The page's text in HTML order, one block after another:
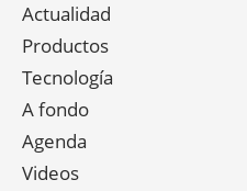
Actualidad
Productos
Tecnología
A fondo
Agenda
Videos